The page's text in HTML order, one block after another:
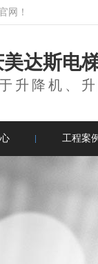
网！
达斯电
升降机、
工程案例